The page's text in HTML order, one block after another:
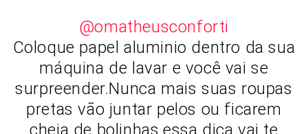
@omatheusconforti
Coloque papel aluminio dentro da sua
máquina de lavar e você vai se
surpreender.Nunca mais suas roupas
pretas vão juntar pelos ou ficarem
cheia de bolinhas,essa dica vai te